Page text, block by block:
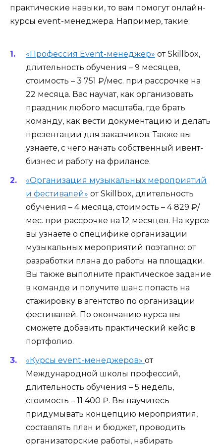
практические навыки, то вам помогут онлайн-
курсы event-менеджера. Например, такие:
«Профессия Event-менеджер» от Skillbox,
длительность обучения – 9 месяцев,
стоимость – 3 751 ₽/мес. при рассрочке на
22 месяца. Вас научат, как организовать
праздник любого масштаба, где брать
команду, как вести документацию и делать
презентации для заказчиков. Также вы
узнаете, с чего начать собственный ивент-
бизнес и работу на фрилансе.
«Организация музыкальных мероприятий
и фестивалей» от Skillbox, длительность
обучения – 4 месяца, стоимость – 4 829 ₽/
мес. при рассрочке на 12 месяцев. На курсе
вы узнаете о специфике организации
музыкальных мероприятий поэтапно: от
разработки плана до работы на площадки.
Вы также выполните практическое задание
в команде и получите шанс попасть на
стажировку в агентство по организации
фестивалей. По окончанию курса вы
сможете добавить практический кейс в
портфолио.
«Курсы event-менеджеров» от
Международной школы профессий,
длительность обучения – 5 недель,
стоимость – 11 400 ₽. Вы научитесь
придумывать концепцию мероприятия,
составлять план и бюджет, проводить
организаторские работы, набирать